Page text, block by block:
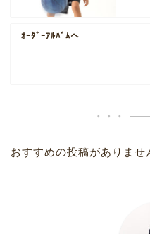
ｵｰﾀﾞｰｱﾙﾊﾞﾑへ
おすすめの投稿がありませ